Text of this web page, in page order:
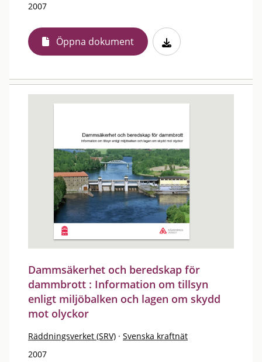
2007
Öppna dokument
Dammsäkerhet och beredskap för
dammbrott : Information om tillsyn
enligt miljöbalken och lagen om skydd
mot olyckor
Räddningsverket (SRV) · Svenska kraftnät
2007